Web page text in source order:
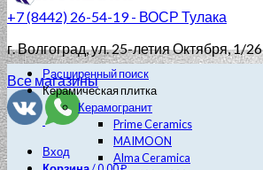
+7 (8442) 26-54-19 - ВОСР Тулака
г. Волгоград, ул. 25-летия Октября, 1/26
Все магазины
Вход
Расширенный поиск
Керамическая плитка
Керамогранит
Prime Ceramics
MAIMOON
Alma Ceramica